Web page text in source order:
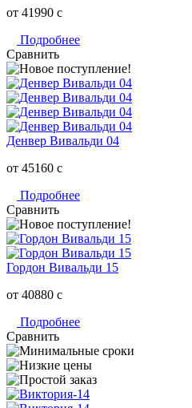
от 41990 c
Подробнее
Сравнить
Денвер Вивальди 04
от 45160 c
Подробнее
Сравнить
Гордон Вивальди 15
от 40880 c
Подробнее
Сравнить